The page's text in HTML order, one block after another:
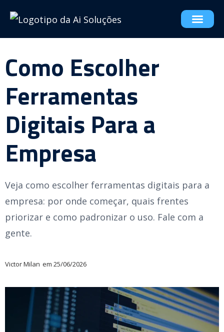
Como Escolher
Ferramentas
Digitais Para a
Empresa
Veja como escolher ferramentas digitais para a
empresa: por onde começar, quais frentes
priorizar e como padronizar o uso. Fale com a
gente.
Victor Milan em 25/06/2026